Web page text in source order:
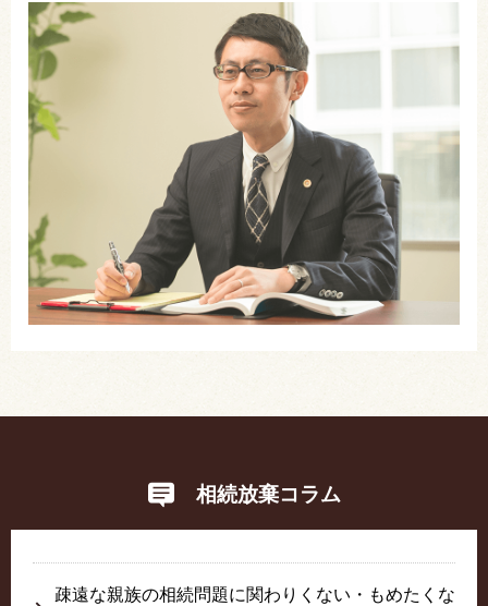
相続放棄コラム
疎遠な親族の相続問題に関わりくない・もめたくな